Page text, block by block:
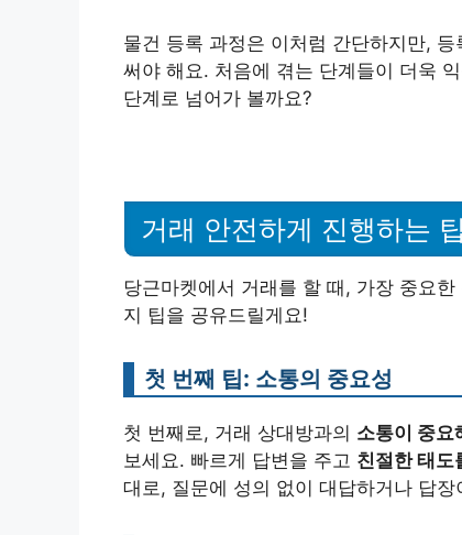
물건 등록 과정은 이처럼 간단하지만,
써야 해요. 처음에 겪는 단계들이 더욱
단계로 넘어가 볼까요?
거래 안전하게 진행하는 팁
당근마켓에서 거래를 할 때, 가장 중요한
지 팁을 공유드릴게요!
첫 번째 팁: 소통의 중요성
첫 번째로, 거래 상대방과의 소통이 중요
보세요. 빠르게 답변을 주고 친절한 태도
대로, 질문에 성의 없이 대답하거나 답장